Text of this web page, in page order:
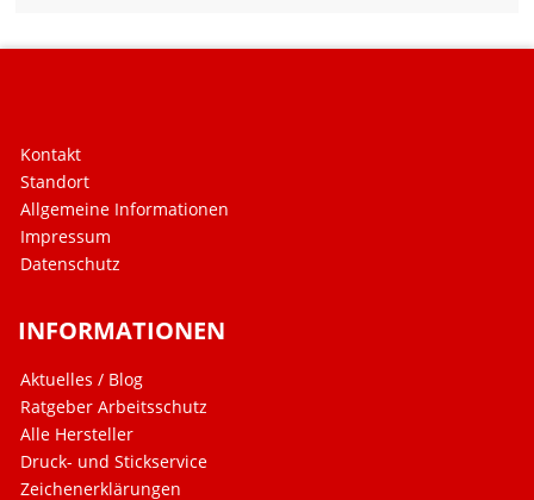
Kontakt
Standort
Allgemeine Informationen
Impressum
Datenschutz
INFORMATIONEN
Aktuelles / Blog
Ratgeber Arbeitsschutz
Alle Hersteller
Druck- und Stickservice
Zeichenerklärungen